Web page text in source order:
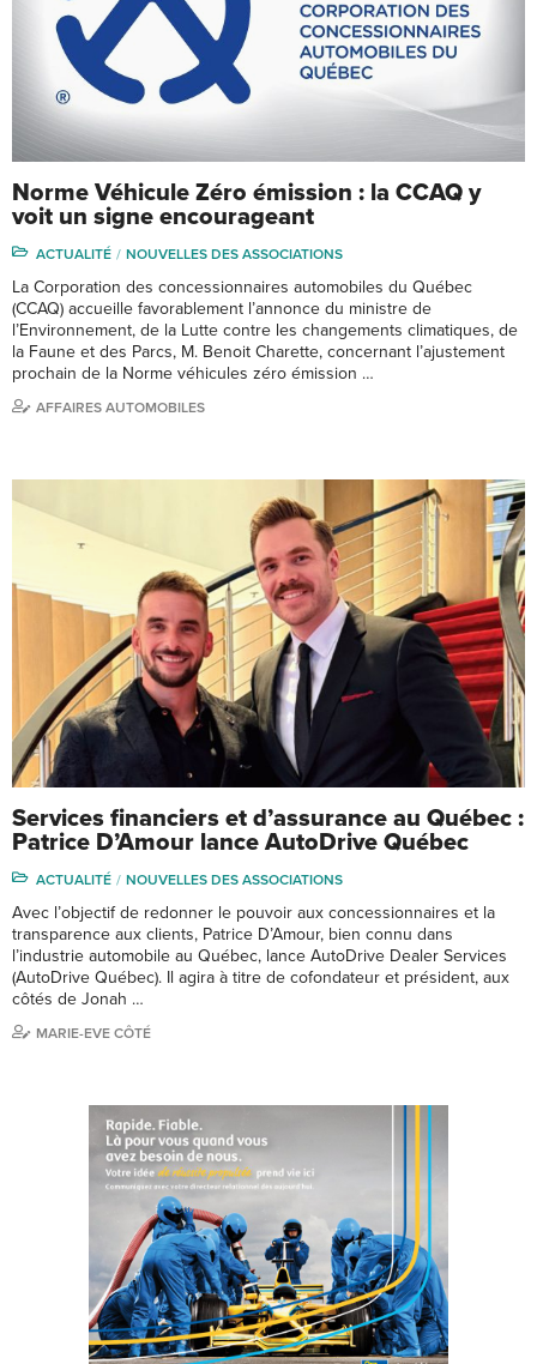
Norme Véhicule Zéro émission : la CCAQ y
voit un signe encourageant
ACTUALITÉ NOUVELLES DES ASSOCIATIONS
La Corporation des concessionnaires automobiles du Québec
(CCAQ) accueille favorablement l’annonce du ministre de
l’Environnement, de la Lutte contre les changements climatiques, de
la Faune et des Parcs, M. Benoit Charette, concernant l’ajustement
prochain de la Norme véhicules zéro émission …
AFFAIRES AUTOMOBILES
Services financiers et d’assurance au Québec :
Patrice D’Amour lance AutoDrive Québec
ACTUALITÉ NOUVELLES DES ASSOCIATIONS
Avec l’objectif de redonner le pouvoir aux concessionnaires et la
transparence aux clients, Patrice D’Amour, bien connu dans
l’industrie automobile au Québec, lance AutoDrive Dealer Services
(AutoDrive Québec). Il agira à titre de cofondateur et président, aux
côtés de Jonah …
MARIE-EVE CÔTÉ